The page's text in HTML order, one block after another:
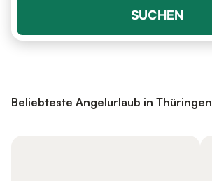
SUCHEN
Beliebteste Angelurlaub in Thüringen